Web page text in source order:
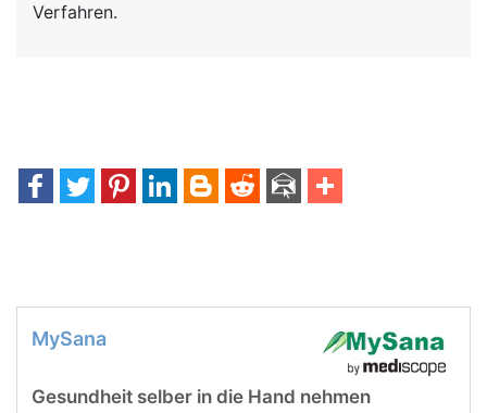
Verfahren.
MySana
Gesundheit selber in die Hand nehmen